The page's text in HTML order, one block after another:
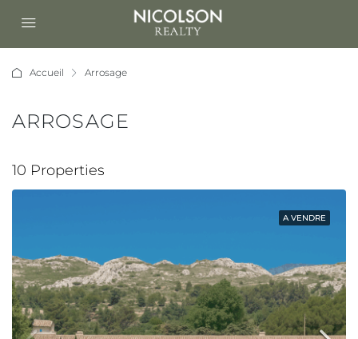
Accueil Arrosage
ARROSAGE
10 Properties
A VENDRE